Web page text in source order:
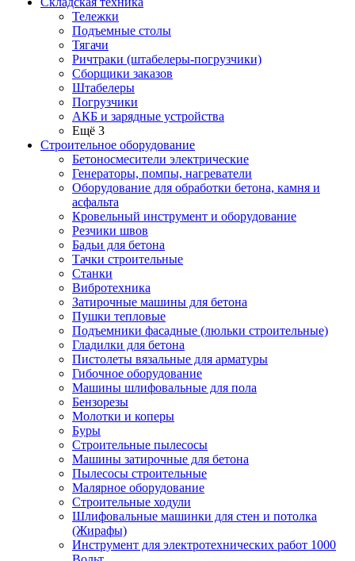
Тележки
Подъемные столы
Тягачи
Ричтраки (штабелеры-погрузчики)
Сборщики заказов
Штабелеры
Погрузчики
АКБ и зарядные устройства
Ещё 3
Строительное оборудование
Бетоносмесители электрические
Генераторы, помпы, нагреватели
Оборудование для обработки бетона, камня и
асфальта
Кровельный инструмент и оборудование
Резчики швов
Бадьи для бетона
Тачки строительные
Станки
Вибротехника
Затирочные машины для бетона
Пушки тепловые
Подъемники фасадные (люльки строительные)
Гладилки для бетона
Пистолеты вязальные для арматуры
Гибочное оборудование
Машины шлифовальные для пола
Бензорезы
Молотки и коперы
Буры
Строительные пылесосы
Машины затирочные для бетона
Пылесосы строительные
Малярное оборудование
Строительные ходули
Шлифовальные машинки для стен и потолка
(Жирафы)
Инструмент для электротехнических работ 1000